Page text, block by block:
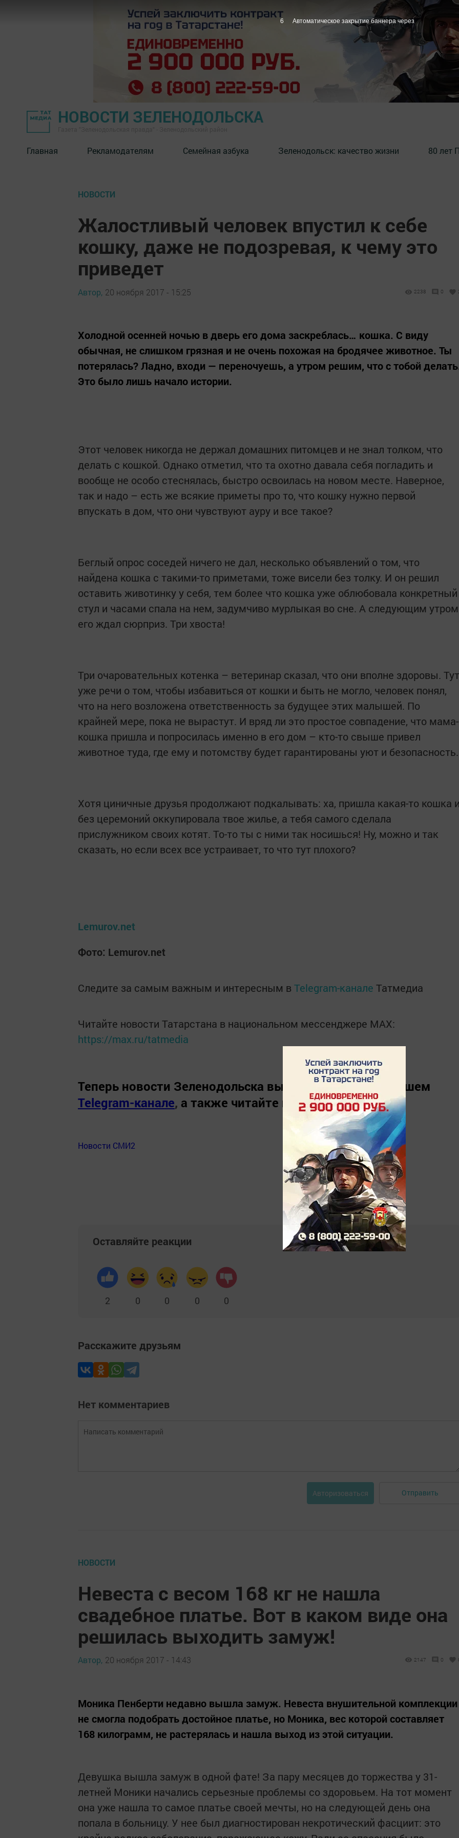
НОВОСТИ ЗЕЛЕНОДОЛЬСКА
Главная Рекламодателям Семейная азбука ⁠Зеленодольск: качество жизни 80 лет
НОВОСТИ
Жалостливый человек впустил к себе
кошку, даже не подозревая, к чему это
приведет
Автор, 20 ноября 2017 - 15:25 2238 0
Холодной осенней ночью в дверь его дома заскреблась… кошка. С виду
обычная, не слишком грязная и не очень похожая на бродячее животное. Ты
потерялась? Ладно, входи — переночуешь, а утром решим, что с тобой
Это было лишь начало истории.
Этот человек никогда не держал домашних питомцев и не знал толком, что
делать с кошкой. Однако отметил, что та охотно давала себя погладить и
вообще не особо стеснялась, быстро освоилась на новом месте. Наверное,
так и надо – есть же всякие приметы про то, что кошку нужно первой
впускать в дом, что они чувствуют ауру и все такое?
Беглый опрос соседей ничего не дал, несколько объявлений о том, что
найдена кошка с такими-то приметами, тоже висели без толку. И он решил
оставить животинку у себя, тем более что кошка уже облюбовала конкретный
стул и часами спала на нем, задумчиво мурлыкая во сне. А следующим утром
его ждал сюрприз. Три хвоста!
Три очаровательных котенка – ветеринар сказал, что они вполне здоровы. Тут
уже речи о том, чтобы избавиться от кошки и быть не могло, человек понял,
что на него возложена ответственность за будущее этих малышей. По
крайней мере, пока не вырастут. И вряд ли это простое совпадение, что мама-
кошка пришла и попросилась именно в его дом – кто-то свыше привел
животное туда, где ему и потомству будет гарантированы уют и безопасность.
Хотя циничные друзья продолжают подкалывать: ха, пришла какая-то кошка
без церемоний оккупировала твое жилье, а тебя самого сделала
прислужником своих котят. То-то ты с ними так носишься! Ну, можно и так
сказать, но если всех все устраивает, то что тут плохого?
Lemurov.net
Фото: Lemurov.net
Следите за самым важным и интересным в Telegram-канале Татмедиа
Читайте новости Татарстана в национальном мессенджере MАХ:
https://max.ru/tatmedia
Теперь новости Зеленодольска вы можете узнать в нашем
Telegram-канале, а также читайте нас в«Дзен».
Новости СМИ2
Оставляйте реакции
2 0 0 0 0
Расскажите друзьям
Нет комментариев
Авторизоваться Отправить
НОВОСТИ
Невеста с весом 168 кг не нашла
свадебное платье. Вот в каком виде она
решилась выходить замуж!
Автор, 20 ноября 2017 - 14:43 2147 0
Моника Пенберти недавно вышла замуж. Невеста внушительной комплекции
не смогла подобрать достойное платье, но Моника, вес которой составляет
168 килограмм, не растерялась и нашла выход из этой ситуации.
Девушка вышла замуж в одной фате! За пару месяцев до торжества у 31-
летней Моники начались серьезные проблемы со здоровьем. На тот момент
она уже нашла то самое платье своей мечты, но на следующей день она
попала в больницу. У нее был диагностирован некротический фасциит: это
5 Автоматическое закрытие баннера через